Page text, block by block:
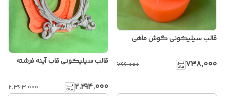
قالب سیلیکونی گوش ماهی
۷۳۸٬۰۰۰ ۷۶۶٬۰۰۰ قالب سیلیکونی قاب آینه فرشته
۲٬۲۹۴٬۰۰۰ ۲٬۳۶۳٬۰۰۰